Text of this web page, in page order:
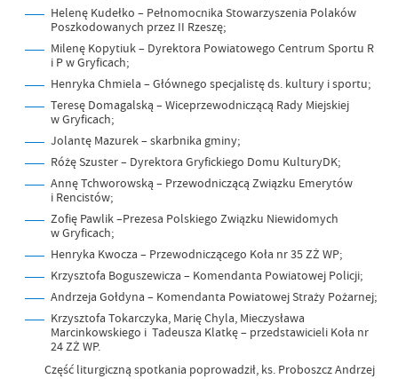
Helenę Kudełko – Pełnomocnika Stowarzyszenia Polaków
Poszkodowanych przez II Rzeszę;
Milenę Kopytiuk – Dyrektora Powiatowego Centrum Sportu R
i P w Gryficach;
Henryka Chmiela – Głównego specjalistę ds. kultury i sportu;
Teresę Domagalską – Wiceprzewodniczącą Rady Miejskiej
w Gryficach;
Jolantę Mazurek – skarbnika gminy;
Różę Szuster – Dyrektora Gryfickiego Domu KulturyDK;
Annę Tchworowską – Przewodniczącą Związku Emerytów
i Rencistów;
Zofię Pawlik –Prezesa Polskiego Związku Niewidomych
w Gryficach;
Henryka Kwocza – Przewodniczącego Koła nr 35 ZŻ WP;
Krzysztofa Boguszewicza – Komendanta Powiatowej Policji;
Andrzeja Gołdyna – Komendanta Powiatowej Straży Pożarnej;
Krzysztofa Tokarczyka, Marię Chyla, Mieczysława
Marcinkowskiego i Tadeusza Klatkę – przedstawicieli Koła nr
24 ZŻ WP.
Część liturgiczną spotkania poprowadził, ks. Proboszcz Andrzej